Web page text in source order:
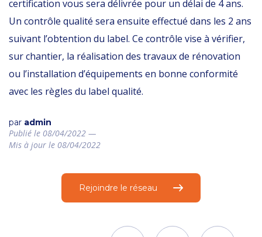
certification vous sera délivrée pour un délai de 4 ans.
Un contrôle qualité sera ensuite effectué dans les 2 ans
suivant l’obtention du label. Ce contrôle vise à vérifier,
sur chantier, la réalisation des travaux de rénovation
ou l’installation d’équipements en bonne conformité
avec les règles du label qualité.
par admin
Publié le 08/04/2022 —
Mis à jour le 08/04/2022
Rejoindre le réseau